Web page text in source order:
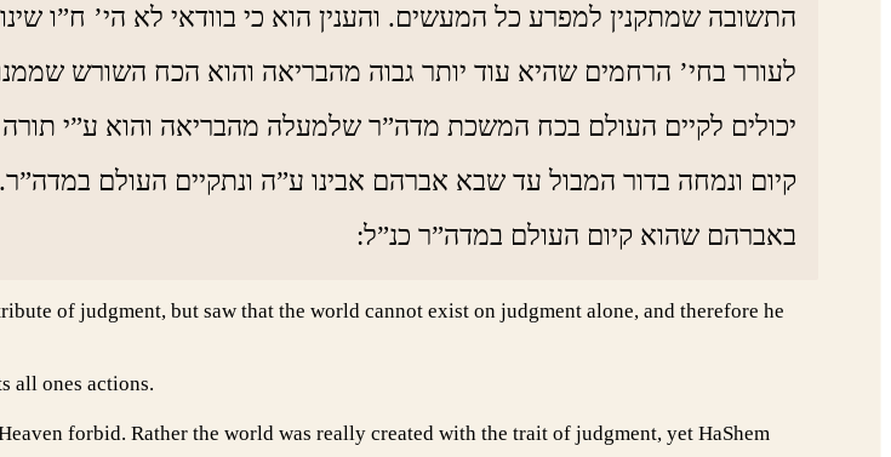
התשובה שמתקנין למפרע כל המעשים. והענין הוא כי בוודאי לא הי’ ח”ו
לעורר בחי’ הרחמים שהיא עוד יותר גבוה מהבריאה והוא הכח השורש
יכולים לקיים העולם בכח המשכת מדה”ר שלמעלה מהבריאה והוא ע”י תורה
קיום ונמחה בדור המבול עד שבא אברהם אבינו ע”ה ונתקיים העולם
באברהם שהוא קיום העולם במדה”ר כנ”ל:
of judgment, but saw that the world cannot exist on judgment alone, and therefore he
all ones actions.
forbid. Rather the world was really created with the trait of judgment, yet HaShem